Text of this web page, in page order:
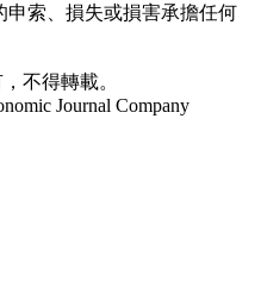
申索、損失或損害承擔任何
不得轉載。
Journal Company